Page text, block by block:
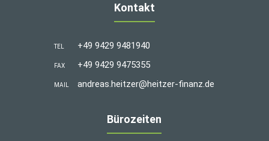
Kontakt
TEL +49 9429 9481940
FAX +49 9429 9475355
MAIL andreas.heitzer@heitzer-finanz.de
Bürozeiten